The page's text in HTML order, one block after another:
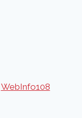
WebInfo108